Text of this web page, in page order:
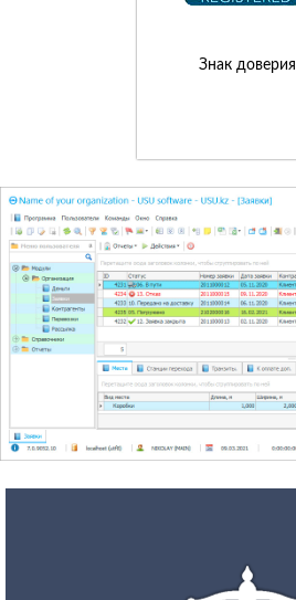
Знак доверия